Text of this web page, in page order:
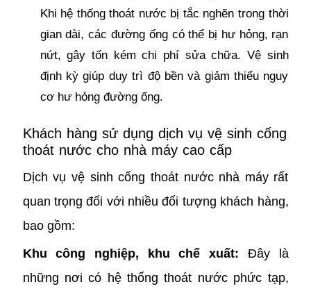
Khi hệ thống thoát nước bị tắc nghẽn trong thời
gian dài, các đường ống có thể bị hư hỏng, rạn
nứt, gây tốn kém chi phí sửa chữa. Vệ sinh
định kỳ giúp duy trì độ bền và giảm thiểu nguy
cơ hư hỏng đường ống.
Khách hàng sử dụng dịch vụ vệ sinh cống
thoát nước cho nhà máy cao cấp
Dịch vụ vệ sinh cống thoát nước nhà máy rất
quan trọng đối với nhiều đối tượng khách hàng,
bao gồm:
Khu công nghiệp, khu chế xuất: Đây là
những nơi có hệ thống thoát nước phức tạp,